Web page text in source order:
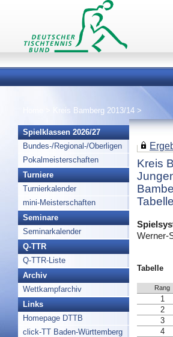
Kreis Bamberg 2013/14 >
Spielklassen 2026/27
Bundes-/Regional-/Oberligen
Pokalmeisterschaften
Turniere
Turnierkalender
mini-Meisterschaften
Seminare
Seminarkalender
Q-TTR
Q-TTR-Liste
Archiv
Wettkampfarchiv
Links
Homepage DTTB
click-TT Baden-Württemberg
Kreis
Werner-
Tabelle
Rang
1
2
3
4